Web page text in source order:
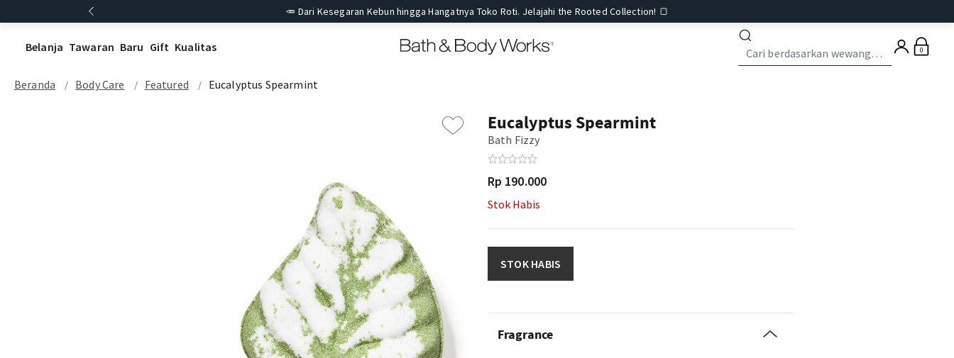
🥕 Dari Kesegaran Kebun hingga Hangatnya Toko Roti. Jelajahi the Rooted Collection! 🍞
Belanja Tawaran Baru Gift Kualitas 0
Beranda Body Care Featured Eucalyptus Spearmint
Eucalyptus Spearmint
Bath Fizzy
Rp 190.000
Stok Habis
STOK HABIS
Fragrance